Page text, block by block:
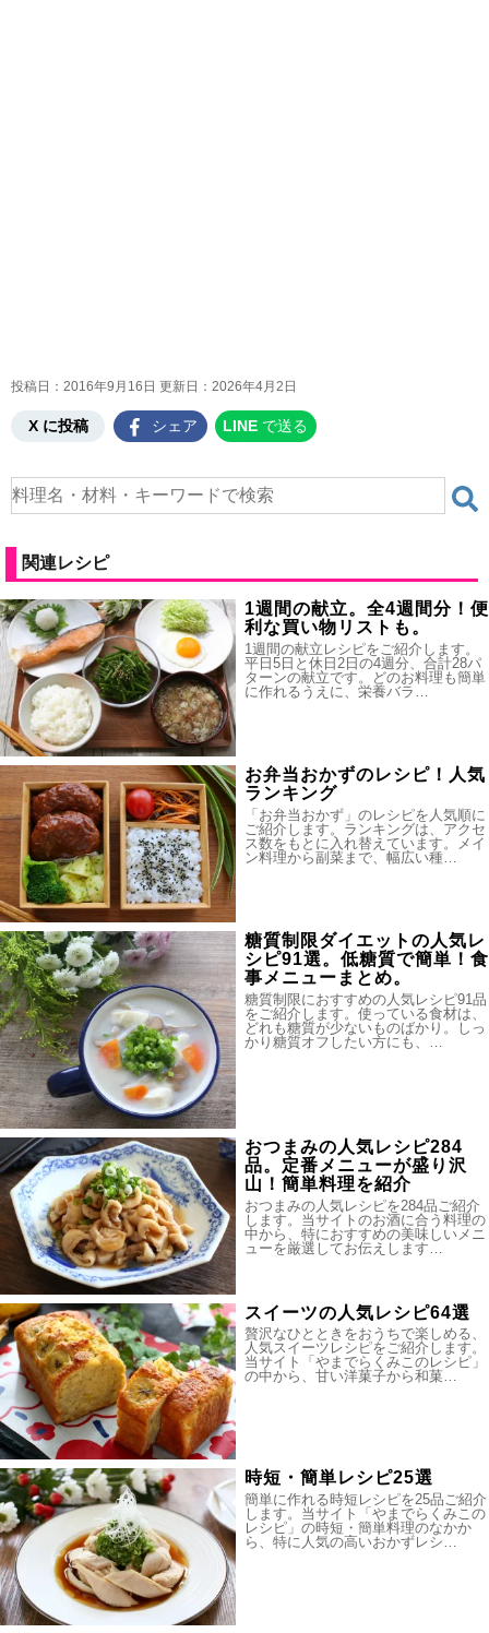
投稿日：2016年9月16日 更新日： 2026年4月2日
X に投稿 シェア LINE で送る
関連レシピ
1週間の献立。全4週間分！便
利な買い物リストも。
1週間の献立レシピをご紹介します。
平日5日と休日2日の4週分、合計28パ
ターンの献立です。どのお料理も簡単
に作れるうえに、栄養バラ…
お弁当おかずのレシピ！人気
ランキング
「お弁当おかず」のレシピを人気順に
ご紹介します。ランキングは、アクセ
ス数をもとに入れ替えています。メイ
ン料理から副菜まで、幅広い種…
糖質制限ダイエットの人気レ
シピ91選。低糖質で簡単！食
事メニューまとめ。
糖質制限におすすめの人気レシピ91品
をご紹介します。使っている食材は、
どれも糖質が少ないものばかり。しっ
かり糖質オフしたい方にも、…
おつまみの人気レシピ284
品。定番メニューが盛り沢
山！簡単料理を紹介
おつまみの人気レシピを284品ご紹介
します。当サイトのお酒に合う料理の
中から、特におすすめの美味しいメニ
ューを厳選してお伝えします…
スイーツの人気レシピ64選
贅沢なひとときをおうちで楽しめる、
人気スイーツレシピをご紹介します。
当サイト「やまでらくみこのレシピ」
の中から、甘い洋菓子から和菓…
時短・簡単レシピ25選
簡単に作れる時短レシピを25品ご紹介
します。当サイト「やまでらくみこの
レシピ」の時短・簡単料理のなかか
ら、特に人気の高いおかずレシ…